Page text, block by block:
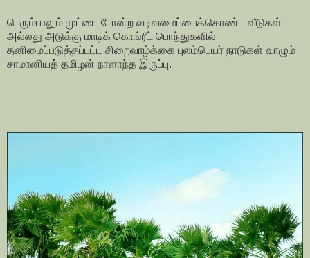
பெரும்பாலும் முட்டை போன்ற வடிவமைப்பைக்கொண்ட வீடுகள்
அல்லது அடுக்கு மாடிக் கொங்ரீட் பொந்துகளில்
தனிமைப்படுத்தப்பட்ட சிறைவாழ்க்கை புலம்பெயர் நாடுகள் வாழும்
சாமானியத் தமிழன் நாளாந்த இருப்பு.